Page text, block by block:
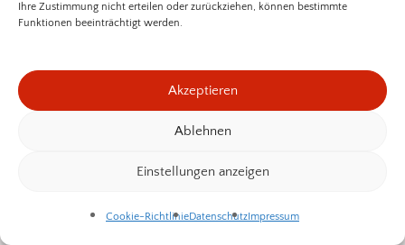
Ihre Zustimmung nicht erteilen oder zurückziehen, können bestimmte
Funktionen beeinträchtigt werden.
Akzeptieren
Ablehnen
Einstellungen anzeigen
Cookie-RichtlinieDatenschutzImpressum
Gemeinsam finden wir die passende
Einbausituation. Senden Sie uns einfach ein Foto
vom gewünschten Bereich, und wir zeigen Ihnen
FliegengitteroderSpannrahmen
Insektenschutz sein!
Ähnliche Produkte